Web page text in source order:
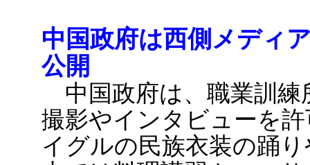
中国政府は西側メディ
公開
中国政府は、職業訓
撮影やインタビューを
イグルの民族衣装の踊